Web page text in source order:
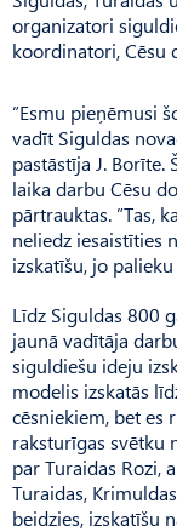
organizatori
koordinatori, Cēsu
”Esmu pieņēmusi
vadīt Siguldas
pastāstīja J.
laika darbu Cēsu
pārtrauktas. ”Tas,
neliedz iesaistīties
izskatīšu, jo palieku
Līdz Siguldas 800
jaunā vadītāja
siguldiešu ideju
modelis izskatās
cēsniekiem, bet es
raksturīgas svētku
par Turaidas Rozi,
Turaidas,
beidzies, izskatīšu